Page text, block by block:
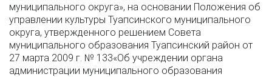
муниципального округа», на основании Положения об
управлении культуры Туапсинского муниципального
округа, утвержденного решением Совета
муниципального образования Туапсинский район от
27 марта 2009 г. № 133«Об учреждении органа
администрации муниципального образования